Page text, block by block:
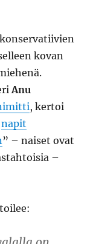
kovan
Anu
, kertoi
napit
” – naiset ovat
–